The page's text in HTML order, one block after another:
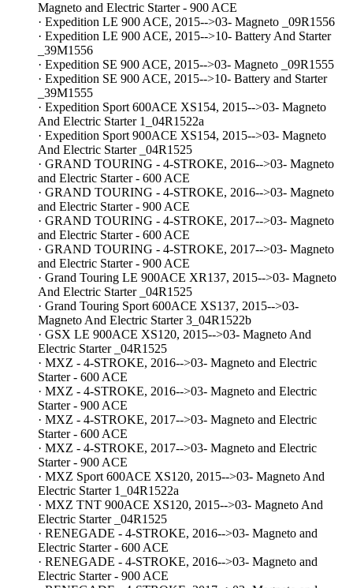
Magneto and Electric Starter - 900 ACE
· Expedition LE 900 ACE, 2015-->03- Magneto _09R1556
· Expedition LE 900 ACE, 2015-->10- Battery And Starter
_39M1556
· Expedition SE 900 ACE, 2015-->03- Magneto _09R1555
· Expedition SE 900 ACE, 2015-->10- Battery and Starter
_39M1555
· Expedition Sport 600ACE XS154, 2015-->03- Magneto
And Electric Starter 1_04R1522a
· Expedition Sport 900ACE XS154, 2015-->03- Magneto
And Electric Starter _04R1525
· GRAND TOURING - 4-STROKE, 2016-->03- Magneto
and Electric Starter - 600 ACE
· GRAND TOURING - 4-STROKE, 2016-->03- Magneto
and Electric Starter - 900 ACE
· GRAND TOURING - 4-STROKE, 2017-->03- Magneto
and Electric Starter - 600 ACE
· GRAND TOURING - 4-STROKE, 2017-->03- Magneto
and Electric Starter - 900 ACE
· Grand Touring LE 900ACE XR137, 2015-->03- Magneto
And Electric Starter _04R1525
· Grand Touring Sport 600ACE XS137, 2015-->03-
Magneto And Electric Starter 3_04R1522b
· GSX LE 900ACE XS120, 2015-->03- Magneto And
Electric Starter _04R1525
· MXZ - 4-STROKE, 2016-->03- Magneto and Electric
Starter - 600 ACE
· MXZ - 4-STROKE, 2016-->03- Magneto and Electric
Starter - 900 ACE
· MXZ - 4-STROKE, 2017-->03- Magneto and Electric
Starter - 600 ACE
· MXZ - 4-STROKE, 2017-->03- Magneto and Electric
Starter - 900 ACE
· MXZ Sport 600ACE XS120, 2015-->03- Magneto And
Electric Starter 1_04R1522a
· MXZ TNT 900ACE XS120, 2015-->03- Magneto And
Electric Starter _04R1525
· RENEGADE - 4-STROKE, 2016-->03- Magneto and
Electric Starter - 600 ACE
· RENEGADE - 4-STROKE, 2016-->03- Magneto and
Electric Starter - 900 ACE